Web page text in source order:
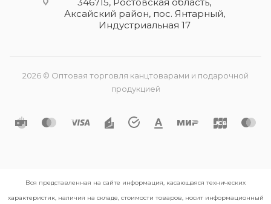
Аксайский район, пос. Янтарный,
Индустриальная 17
2026 © Оптовая торговля канцтоварами и подарочной
продукцией
Вся представленная на сайте информация, касающаяся технических
характеристик, наличия на складе, стоимости товаров, носит информационный